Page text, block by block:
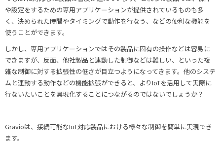
や設定をするための専用アプリケーションが提供されているものも多
く、決められた時間やタイミングで動作を行なう、などの便利な機能を
使うことができます。
しかし、専用アプリケーションではその製品に固有の操作などは容易に
できますが、反面、他社製品と連動した制御などは難しい、といった複
雑な制御に対する拡張性の低さが目立つようになってきます。他のシステ
ムと連動する動作などの機能拡張ができると、よりIoTを活用して実際に
行ないたいことを具現化することにつながるのではないでしょうか？
Gravioは、接続可能なIoT対応製品における様々な制御を簡単に実現でき
ます。